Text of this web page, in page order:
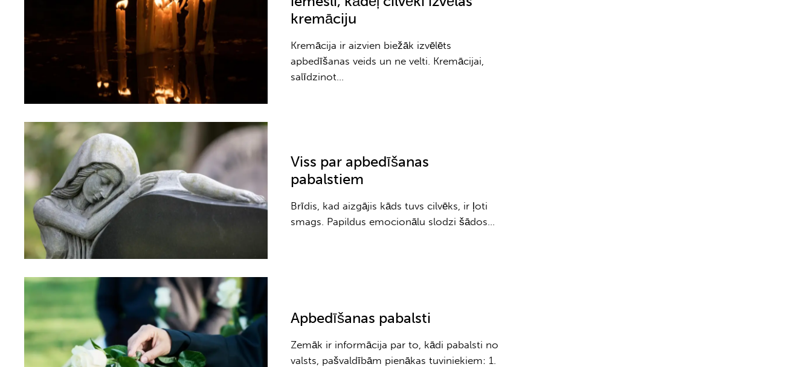
kremāciju
Kremācija ir aizvien biežāk izvēlēts
apbedīšanas veids un ne velti. Kremācijai,
salīdzinot…
Viss par apbedīšanas
pabalstiem
Brīdis, kad aizgājis kāds tuvs cilvēks, ir ļoti
smags. Papildus emocionālu slodzi šādos…
Apbedīšanas pabalsti
Zemāk ir informācija par to, kādi pabalsti no
valsts, pašvaldībām pienākas tuviniekiem: 1.